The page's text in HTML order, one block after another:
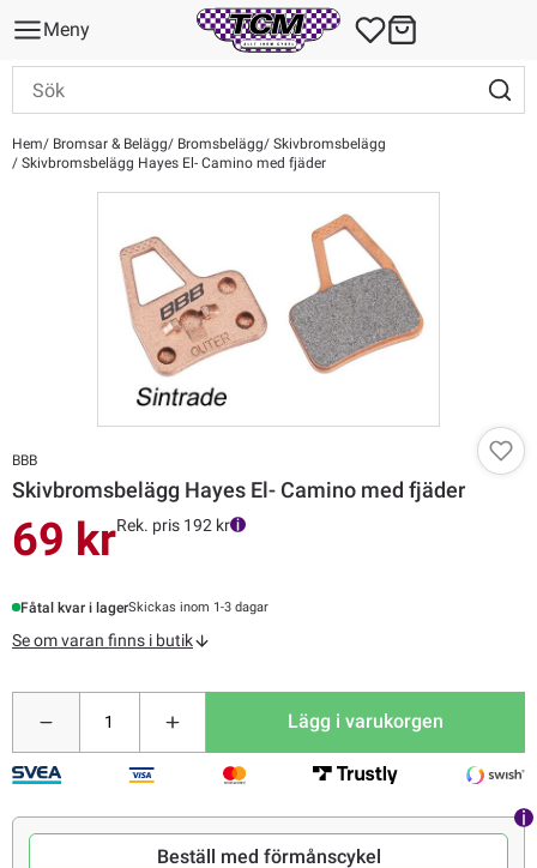
Meny
Hem Bromsar & Belägg Bromsbelägg
Skivbromsbelägg
Skivbromsbelägg Hayes El- Camino med fjäder
BBB
Skivbromsbelägg Hayes El- Camino med fjäder
69 krRek. pris 192 kr
Fåtal kvar i lagerSkickas inom 1-3 dagar
Se om varan finns i butik
Lägg i varukorgen
Beställ med förmånscykel